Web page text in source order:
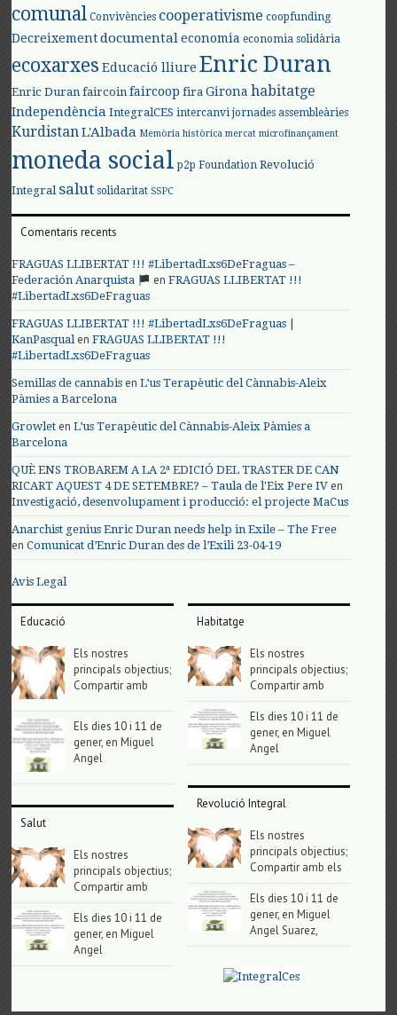
comunal Convivències cooperativisme coopfunding
Decreixement documental economia economia solidària
ecoxarxes Educació lliure Enric Duran
Enric Duran faircoin faircoop fira Girona habitatge
Independència IntegralCES intercanvi jornades assembleàries
KurdistanL'Albada Memòria històrica mercat microfinançament
moneda social p2p Foundation Revolució
Integral salut solidaritat SSPC
Comentaris recents
FRAGUAS LLIBERTAT !!! #LibertadLxs6DeFraguas –
Federación Anarquista
enFRAGUAS LLIBERTAT !!!
#LibertadLxs6DeFraguas
FRAGUAS LLIBERTAT !!! #LibertadLxs6DeFraguas |
KanPasqualenFRAGUAS LLIBERTAT !!!
#LibertadLxs6DeFraguas
Semillas de cannabis enL’us Terapèutic del Cànnabis-Aleix
Pàmies a Barcelona
Growlet enL’us Terapèutic del Cànnabis-Aleix Pàmies a
Barcelona
QUÈ ENS TROBAREM A LA 2ª EDICIÓ DEL TRASTER DE CAN
RICART AQUEST 4 DE SETEMBRE? – Taula de l'Eix Pere IV en
Investigació, desenvolupament i producció: el projecte MaCus
Anarchist genius Enric Duran needs help in Exile – The Free
enComunicat d’Enric Duran des de l’Exili 23-04-19
Avis Legal
Educació
Els nostres
principals objectius;
Compartir amb
Els dies 10 i 11 de
gener, en Miguel
Angel
Salut
Els nostres
principals objectius;
Compartir amb
Els dies 10 i 11 de
gener, en Miguel
Angel
Habitatge
Els nostres
principals objectius;
Compartir amb
Els dies 10 i 11 de
gener, en Miguel
Angel
Revolució Integral
Els nostres
principals objectius;
Compartir amb els
Els dies 10 i 11 de
gener, en Miguel
Angel Suarez,